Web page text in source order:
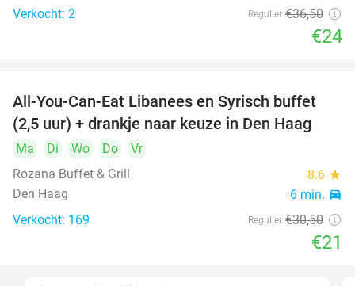
Verkocht: 2 Regulier €36,50
€24
31%
All-You-Can-Eat Libanees en Syrisch buffet
(2,5 uur) + drankje naar keuze in Den Haag
Ma Di Wo Do
Vr
Rozana Buffet & Grill
8.6 star
Den Haag 6 min. directions_car
Verkocht: 169 Regulier €30,50
€21